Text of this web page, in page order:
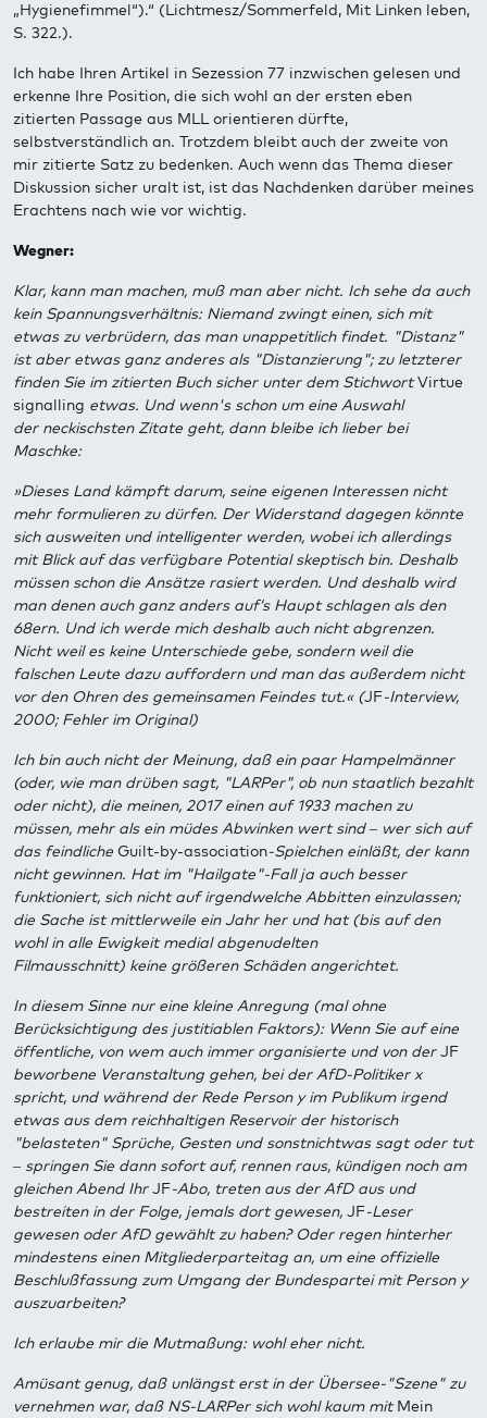
„Hygienefimmel“).“ (Lichtmesz/Sommerfeld, Mit Linken leben,
S. 322.).
Ich habe Ihren Artikel in Sezession 77 inzwischen gelesen und
erkenne Ihre Position, die sich wohl an der ersten eben
zitierten Passage aus MLL orientieren dürfte,
selbstverständlich an. Trotzdem bleibt auch der zweite von
mir zitierte Satz zu bedenken. Auch wenn das Thema dieser
Diskussion sicher uralt ist, ist das Nachdenken darüber meines
Erachtens nach wie vor wichtig.
Wegner:
Klar, kann man machen, muß man aber nicht. Ich sehe da auch
kein Spannungsverhältnis: Niemand zwingt einen, sich mit
etwas zu verbrüdern, das man unappetitlich findet. "Distanz"
ist aber etwas ganz anderes als "Distanzierung"; zu letzterer
finden Sie im zitierten Buch sicher unter dem StichwortVirtue
signalling etwas. Und wenn's schon um eine Auswahl
der neckischsten Zitate geht, dann bleibe ich lieber bei
Maschke:
»Dieses Land kämpft darum, seine eigenen Interessen nicht
mehr formulieren zu dürfen. Der Widerstand dagegen könnte
sich ausweiten und intelligenter werden, wobei ich allerdings
mit Blick auf das verfügbare Potential skeptisch bin. Deshalb
müssen schon die Ansätze rasiert werden. Und deshalb wird
man denen auch ganz anders auf‘s Haupt schlagen als den
68ern. Und ich werde mich deshalb auch nicht abgrenzen.
Nicht weil es keine Unterschiede gebe, sondern weil die
falschen Leute dazu auffordern und man das außerdem nicht
vor den Ohren des gemeinsamen Feindes tut.« (JF-Interview,
2000; Fehler im Original)
Ich bin auch nicht der Meinung, daß ein paar Hampelmänner
(oder, wie man drüben sagt, "LARPer", ob nun staatlich bezahlt
oder nicht), die meinen, 2017 einen auf 1933 machen zu
müssen, mehr als ein müdes Abwinken wert sind – wer sich auf
das feindliche Guilt-by-association-Spielchen einläßt, der kann
nicht gewinnen. Hat im "Hailgate"-Fall ja auch besser
funktioniert, sich nicht auf irgendwelche Abbitten einzulassen;
die Sache ist mittlerweile ein Jahr her und hat (bis auf den
wohl in alle Ewigkeit medial abgenudelten
Filmausschnitt) keine größeren Schäden angerichtet.
In diesem Sinne nur eine kleine Anregung (mal ohne
Berücksichtigung des justitiablen Faktors): Wenn Sie auf eine
öffentliche, von wem auch immer organisierte und von derJF
beworbene Veranstaltung gehen, bei der AfD-Politiker x
spricht, und während der Rede Person y im Publikum irgend
etwas aus dem reichhaltigen Reservoir der historisch
"belasteten" Sprüche, Gesten und sonstnichtwas sagt oder tut
– springen Sie dann sofort auf, rennen raus, kündigen noch am
gleichen Abend IhrJF-Abo, treten aus der AfD aus und
bestreiten in der Folge, jemals dort gewesen, JF-Leser
gewesen oder AfD gewählt zu haben? Oder regen hinterher
mindestens einen Mitgliederparteitag an, um eine offizielle
Beschlußfassung zum Umgang der Bundespartei mit Person y
auszuarbeiten?
Ich erlaube mir die Mutmaßung: wohl eher nicht.
Amüsant genug, daß unlängst erst in der Übersee-"Szene" zu
vernehmen war, daß NS-LARPer sich wohl kaum mitMein